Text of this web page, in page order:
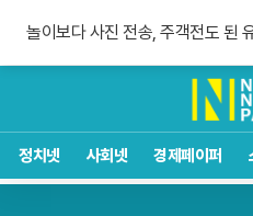
정치넷 사회넷 경제페이퍼
놀이보다 사진 전송, 주객전도 된
숀 멘데스 공개 열애, 브루나에 사